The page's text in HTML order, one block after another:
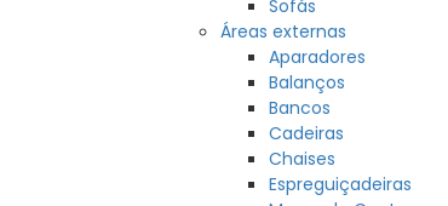
Sofás
Áreas externas
Aparadores
Balanços
Bancos
Cadeiras
Chaises
Espreguiçadeiras